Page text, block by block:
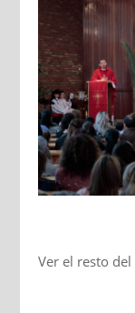
Ver el resto del